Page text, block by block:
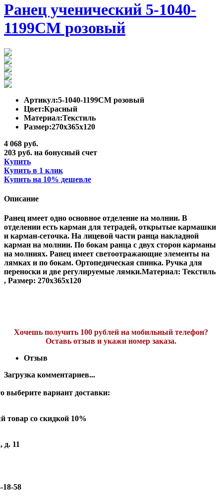
Ранец ученический 5-1040-
1199СМ розовый
Артикул:5-1040-1199СМ розовый
Цвет:Красный
Материал:Текстиль
Размер:270x365x120
4 068 руб.
203 руб. на бонусный счет
Купить
Купить в 1 клик
Купить на 10% дешевле
Описание
Ранец имеет одно основное отделение на молнии. В
отделении есть карман для тетрадей, открытые кармашки
и карман-сеточка. На лицевой части ранца накладной
карман на молнии. По бокам ранца с двух сторон карманы
на молниях. Ранец имеет светоотражающие элементы на
лямках и по бокам. Ортопедическая спинка. Ручка для
переноски и две регулируемые лямки.Материал: Текстиль
, Размер: 270x365x120
Хочешь получить 100 рублей на мобильный телефон?
Оставь отзыв и укажи номер заказа.
Отзыв
Загрузка комментариев...
выберите вариант доставки:
товар со скидкой 10%
д. 11
18-58